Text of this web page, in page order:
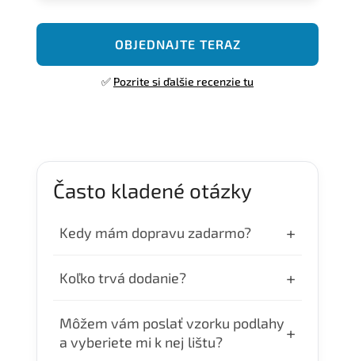
OBJEDNAJTE TERAZ
✅ Pozrite si ďalšie recenzie tu
Často kladené otázky
Kedy mám dopravu zadarmo? +
Dopravu zdarma máte pri objednávke nad
Koľko trvá dodanie? +
Objednávky uhradené do 10:00 odosielame
ešte v ten deň. Doručenie je v pracovné 24–
48 hodín.
Môžem vám poslať vzorku podlahy
a vyberiete mi k nej lištu?
+